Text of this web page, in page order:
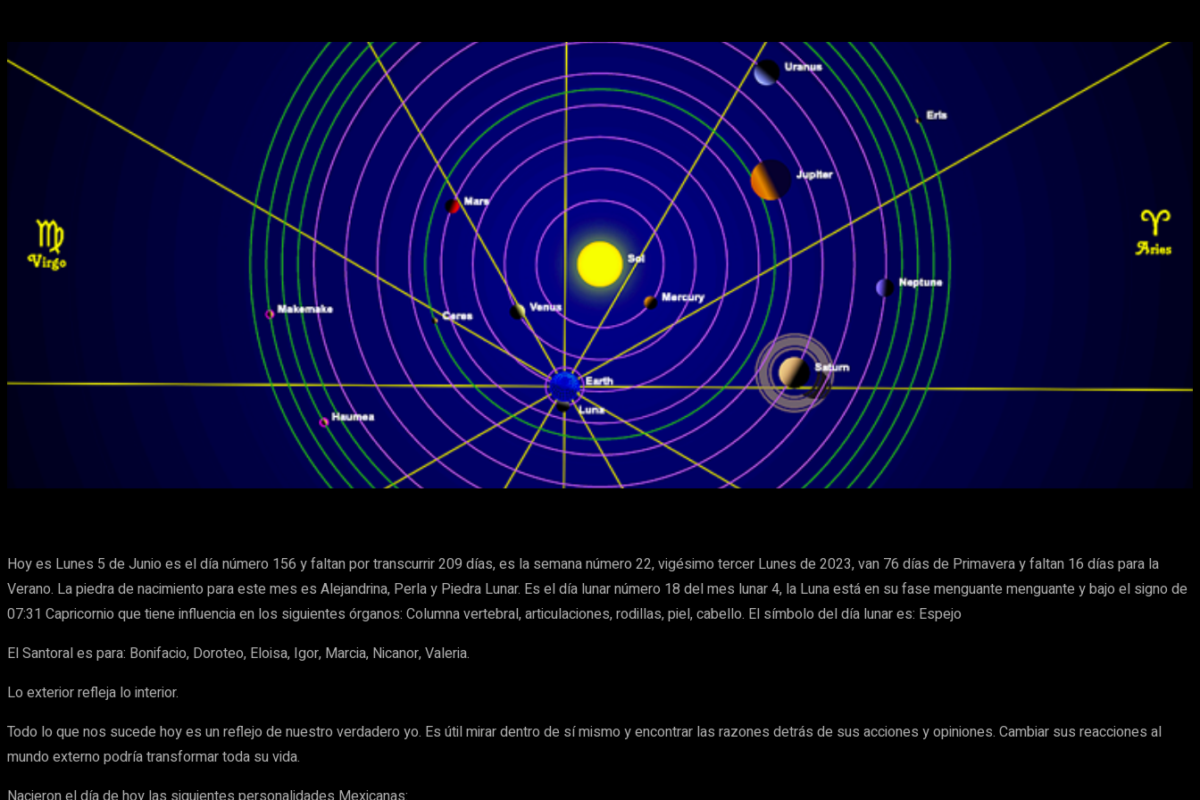
Pinterest WhatsApp
Hoy es Lunes 5 de Junio es el día número 156 y faltan por transcurrir 209 días, es la semana número 22, vigésimo tercer Lunes de 2023, van 76 días de Primavera y faltan 16 días para la
Verano. La piedra de nacimiento para este mes es Alejandrina, Perla y Piedra Lunar. Es el día lunar número 18 del mes lunar 4, la Luna está en su fase menguante menguante y bajo el signo de
07:31 Capricornio que tiene influencia en los siguientes órganos: Columna vertebral, articulaciones, rodillas, piel, cabello. El símbolo del día lunar es: Espejo
El Santoral es para: Bonifacio, Doroteo, Eloisa, Igor, Marcia, Nicanor, Valeria.
Lo exterior refleja lo interior.
Todo lo que nos sucede hoy es un reflejo de nuestro verdadero yo. Es útil mirar dentro de sí mismo y encontrar las razones detrás de sus acciones y opiniones. Cambiar sus reacciones al
mundo externo podría transformar toda su vida.